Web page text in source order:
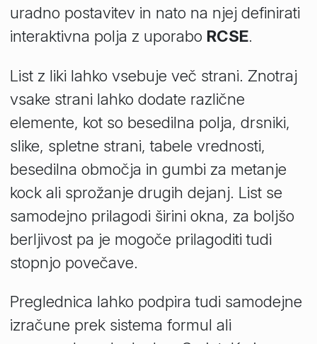
uradno postavitev in nato na njej definirati
interaktivna polja z uporabo RCSE.
List z liki lahko vsebuje več strani. Znotraj
vsake strani lahko dodate različne
elemente, kot so besedilna polja, drsniki,
slike, spletne strani, tabele vrednosti,
besedilna območja in gumbi za metanje
kock ali sprožanje drugih dejanj. List se
samodejno prilagodi širini okna, za boljšo
berljivost pa je mogoče prilagoditi tudi
stopnjo povečave.
Preglednica lahko podpira tudi samodejne
izračune prek sistema formul ali